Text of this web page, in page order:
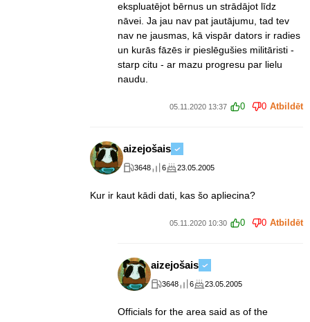
ekspluatējot bērnus un strādājot līdz
nāvei. Ja jau nav pat jautājumu, tad tev
nav ne jausmas, kā vispār dators ir radies
un kurās fāzēs ir pieslēgušies militāristi -
starp citu - ar mazu progresu par lielu
naudu.
05.11.2020 13:37 0 0 Atbildēt
aizejošais
3648 6 23.05.2005
Kur ir kaut kādi dati, kas šo apliecina?
05.11.2020 10:30 0 0 Atbildēt
aizejošais
3648 6 23.05.2005
Officials for the area said as of the